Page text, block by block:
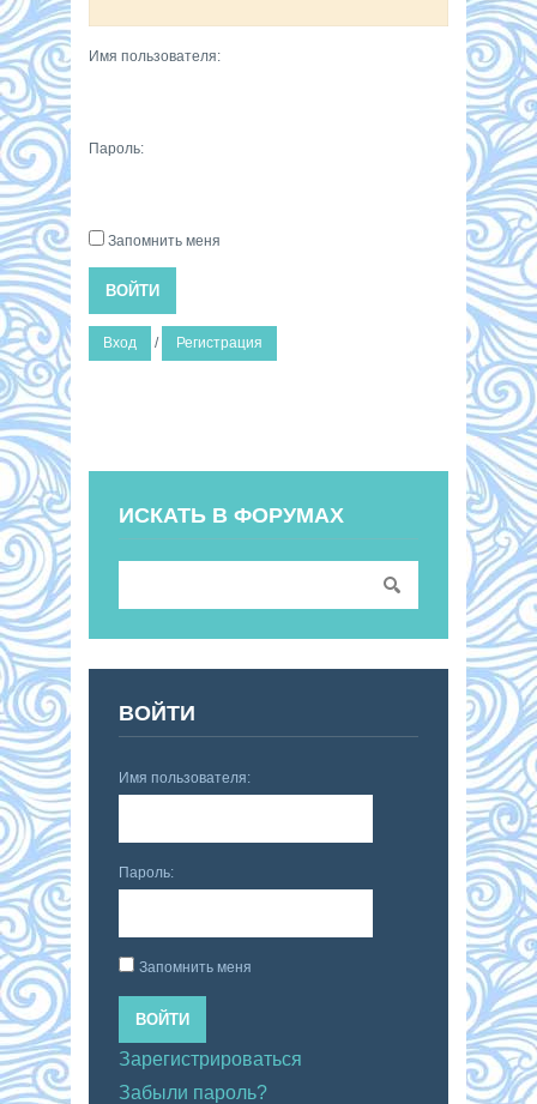
Имя пользователя:
Пароль:
Запомнить меня
ВОЙТИ
Вход / Регистрация
ИСКАТЬ В ФОРУМАХ
ВОЙТИ
Имя пользователя:
Пароль:
Запомнить меня
ВОЙТИ
Зарегистрироваться
Забыли пароль?